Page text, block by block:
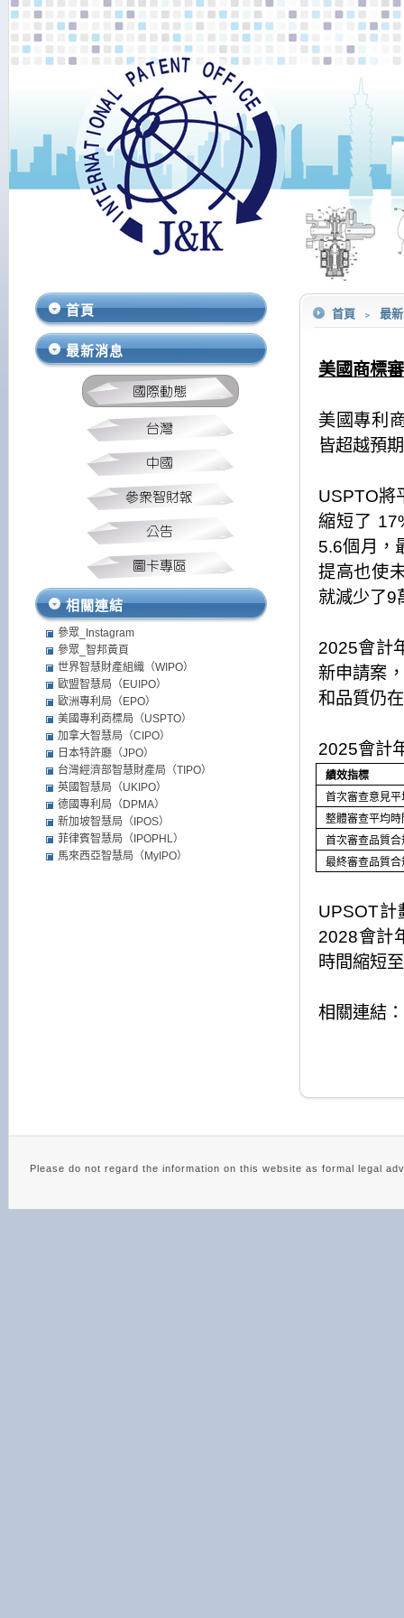
首頁 ﹥ 最
美國商標
美國專利
皆超越預
USPTO將
縮短了
5.6個月，
提高也使
就減少了9
2025會計
新申請案
和品質仍
2025會計
績效指標
首次審查意見平
整體審查平均時
首次審查品質合
最終審查品質合
UPSOT計
2028會計
時間縮短至
相關連結：
首頁
最新消息
相關連結
參眾_Instagram
參眾_智邦黃頁
世界智慧財產組織（WIPO）
歐盟智慧局（EUIPO）
歐洲專利局（EPO）
美國專利商標局（USPTO）
加拿大智慧局（CIPO）
日本特許廳（JPO）
台灣經濟部智慧財產局（TIPO）
英國智慧局（UKIPO）
德國專利局（DPMA）
新加坡智慧局（IPOS）
菲律賓智慧局（IPOPHL）
馬來西亞智慧局（MyIPO）
Please do not regard the information on this website as formal legal